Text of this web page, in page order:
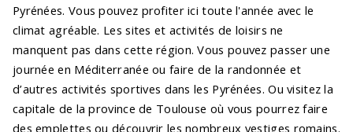
Pyrénées. Vous pouvez profiter ici toute l'année avec le
climat agréable. Les sites et activités de loisirs ne
manquent pas dans cette région. Vous pouvez passer une
journée en Méditerranée ou faire de la randonnée et
d’autres activités sportives dans les Pyrénées. Ou visitez la
capitale de la province de Toulouse où vous pourrez faire
des emplettes ou découvrir les nombreux vestiges romains.